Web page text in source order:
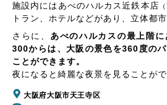
施設内にはあべのハルカス近鉄本店
トラン、ホテルなどがあり、立体都
さらに、 あべのハルカスの最上階
300からは、大阪の景色を360度の
ことができます。
夜になると綺麗な夜景を見ることが
大阪府大阪市天王寺区